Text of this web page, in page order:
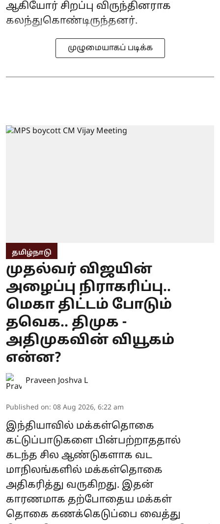
ஆகியோர் சிறப்பு விருந்தினராக
கலந்துகொண்டிருந்தனர்.
முழுமையாகப் படிக்க
தமிழ்நாடு
முதல்வர் விஜயின்
அழைப்பு நிராகரிப்பு..
மெகா திட்டம் போடும்
தவெக.. திமுக -
அதிமுகவின் வியூகம்
என்ன?
Praveen Joshva L
Published on: 08 Aug 2026, 6:22 am
இந்தியாவில் மக்கள்தொகை
கட்டுப்பாடுகளை பின்பற்றாததால்
கடந்த சில ஆண்டுகளாக வட
மாநிலங்களில் மக்கள்தொகை
அதிகரித்து வருகிறது. இதன்
காரணமாக தற்போதைய மக்கள்
தொகை கணக்கெடுப்பை வைத்து